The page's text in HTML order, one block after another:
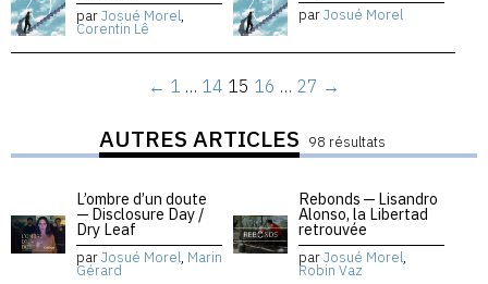
parJosué Morel,
Corentin Lê
parJosué Morel
← 1 … 14 15 16 … 27 →
AUTRES ARTICLES 98 résultats
L’ombre d’un doute
— Disclosure Day /
Dry Leaf
parJosué Morel, Marin
Gérard
Rebonds — Lisandro
Alonso, la Libertad
retrouvée
parJosué Morel,
Robin Vaz